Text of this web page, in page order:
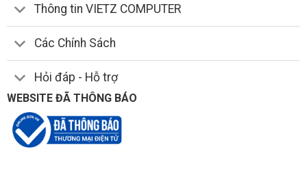
Thông tin VIETZ COMPUTER
Các Chính Sách
Hỏi đáp - Hỗ trợ
WEBSITE ĐÃ THÔNG BÁO